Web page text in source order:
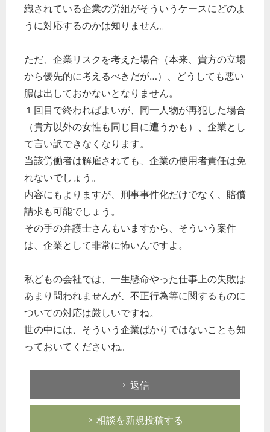
織されている企業の労組がそういうケースにどのよ
うに対応するのかは知りません。
ただ、企業リスクを考えた場合（本来、貴方の立場
から優先的に考えるべきだが…）、どうしても悪い
膿は出しておかないとなりません。
１回目で終わればよいが、同一人物が再犯した場合
（貴方以外の女性も同じ目に遭うかも）、企業とし
て言い訳できなくなります。
当該労働者は解雇されても、企業の使用者責任は免
れないでしょう。
内容にもよりますが、 刑事事件化だけでなく、賠償
請求も可能でしょう。
その手の弁護士さんもいますから、そういう案件
は、企業として非常に怖いんですよ。
私どもの会社では、一生懸命やった仕事上の失敗は
あまり問われませんが、不正行為等に関するものに
ついての対応は厳しいですね。
世の中には、そういう企業ばかりではないことも知
っておいてくださいね。
返信
相談を新規投稿する